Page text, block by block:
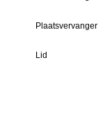
Plaatsvervanger
Lid